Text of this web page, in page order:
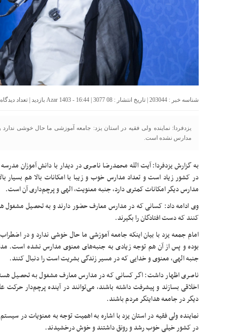
شناسه خبر : 203044 | تاریخ انتشار : 08 Azar 1403 - 16:44 | 3077 بازدید | تعداد دیدگاه :
یزدفردا: نماینده ولی فقیه در استان یزد: جامعه آموزشی ما حال خوشی
مدارس نشده است.
به گزارش یزدفردا: آیت الله محمدرضا ناصری در دیدار با دانش آموزان
در کشور زیاد است و تعداد مدارس خوب و زیبا با امکانات بالا هم بسیار
مدارس دیگر امکانات کمتری دارد، جنبه معنویت، الهی و پرچم‌داری آن است.
وی ادامه داد: کسانی که در مدارس معارف حضور دارند و به تحصیل مشغول
کنند که دست افتادگان را بگیرند.
امام جمعه یزد با بیان اینکه جامعه آموزشی ما حال خوشی ندارد و در
بوده و پس از آن هم توجه زیادی به جنبه‌های معنوی مدارس نشده است.
جنبه الهی، معنوی و خدایی که در مسیر زندگی بشریت است را دنبال کنند.
ناصری اظهار داشت: اگر کسانی که در مدارس معارف مشغول به تحصیل
اخلاقی بسازند و پیشرفت داشته باشند، می‌توانند در آینده پرچم‌دار حرکت
دیگر در جامعه هدایتگر مردم باشند.
نماینده ولی فقیه در استان یزد با اشاره به اهمیت توجه به معنویات در
در کشور خیلی خوب رشد و رونق داشتند و خوش درخشیدند.